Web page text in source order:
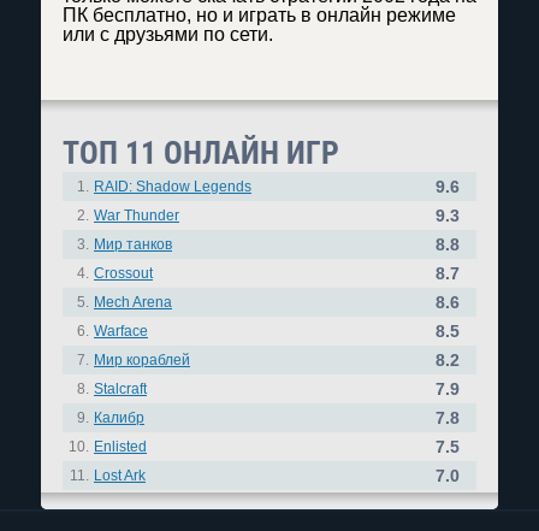
ПК бесплатно, но и играть в онлайн режиме
или с друзьями по сети.
ТОП 11 ОНЛАЙН ИГР
1. RAID: Shadow Legends 9.6
2. War Thunder 9.3
3. Мир танков 8.8
4. Crossout 8.7
5. Mech Arena 8.6
6. Warface 8.5
7. Мир кораблей 8.2
8. Stalcraft 7.9
9. Калибр 7.8
10. Enlisted 7.5
11. Lost Ark 7.0